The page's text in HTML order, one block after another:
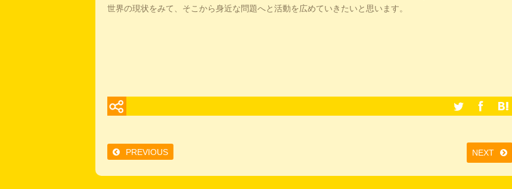
世界の現状をみて、そこから身近な問題へと活動を広めていきたいと思います。
PREVIOUS NEXT